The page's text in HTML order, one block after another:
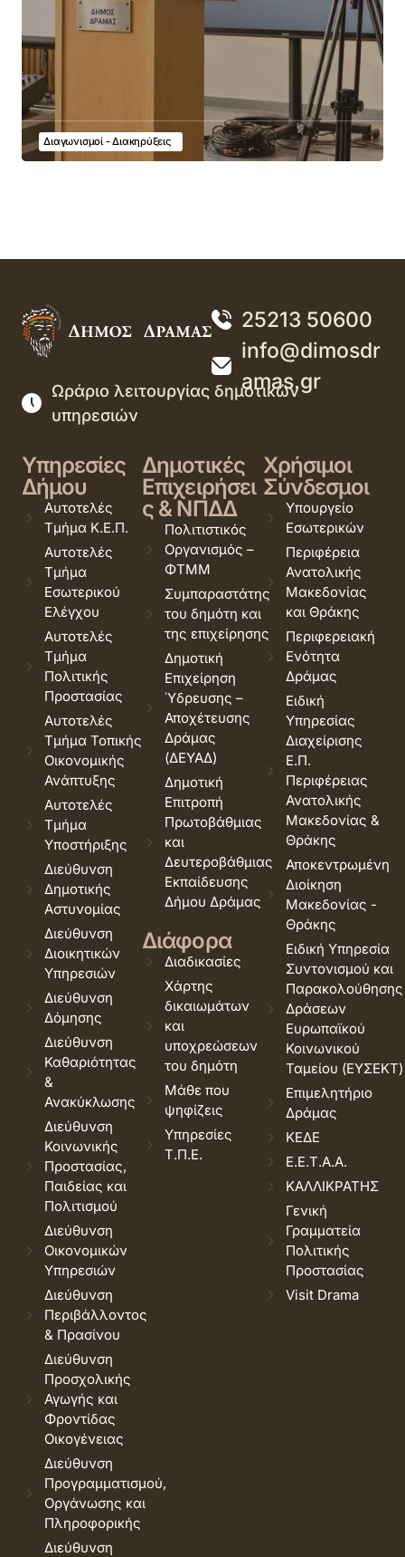
Διαγωνισμοί - Διακηρύξεις
25213 50600
info@dimosdr
amas.gr
Ωράριο λειτουργίας δημοτικών
υπηρεσιών
Υπηρεσίες
Δήμου
Αυτοτελές
Τμήμα Κ.Ε.Π.
Αυτοτελές
Τμήμα
Εσωτερικού
Ελέγχου
Αυτοτελές
Τμήμα
Πολιτικής
Προστασίας
Αυτοτελές
Τμήμα Τοπικής
Οικονομικής
Ανάπτυξης
Αυτοτελές
Τμήμα
Υποστήριξης
Διεύθυνση
Δημοτικής
Αστυνομίας
Διεύθυνση
Διοικητικών
Υπηρεσιών
Διεύθυνση
Δόμησης
Διεύθυνση
Καθαριότητας
&
Ανακύκλωσης
Διεύθυνση
Κοινωνικής
Προστασίας,
Παιδείας και
Πολιτισμού
Διεύθυνση
Οικονομικών
Υπηρεσιών
Διεύθυνση
Περιβάλλοντος
& Πρασίνου
Διεύθυνση
Προσχολικής
Αγωγής και
Φροντίδας
Οικογένειας
Διεύθυνση
Προγραμματισμού,
Οργάνωσης και
Πληροφορικής
Διεύθυνση
Δημοτικές
Επιχειρήσει
ς & ΝΠΔΔ
Πολιτιστικός
Οργανισμός –
ΦΤΜΜ
Συμπαραστάτης
του δημότη και
της επιχείρησης
Δημοτική
Επιχείρηση
Ύδρευσης –
Αποχέτευσης
Δράμας
(ΔΕΥΑΔ)
Δημοτική
Επιτροπή
Πρωτοβάθμιας
και
Δευτεροβάθμιας
Εκπαίδευσης
Δήμου Δράμας
Διάφορα
Διαδικασίες
Χάρτης
δικαιωμάτων
και
υποχρεώσεων
του δημότη
Μάθε που
ψηφίζεις
Υπηρεσίες
Τ.Π.Ε.
Χρήσιμοι
Σύνδεσμοι
Υπουργείο
Εσωτερικών
Περιφέρεια
Ανατολικής
Μακεδονίας
και Θράκης
Περιφερειακή
Ενότητα
Δράμας
Ειδική
Υπηρεσίας
Διαχείρισης
Ε.Π.
Περιφέρειας
Ανατολικής
Μακεδονίας &
Θράκης
Αποκεντρωμένη
Διοίκηση
Μακεδονίας -
Θράκης
Ειδική Υπηρεσία
Συντονισμού και
Παρακολούθησης
Δράσεων
Ευρωπαϊκού
Κοινωνικού
Ταμείου (ΕΥΣΕΚΤ)
Επιμελητήριο
Δράμας
ΚΕΔΕ
Ε.Ε.Τ.Α.Α.
ΚΑΛΛΙΚΡΑΤΗΣ
Γενική
Γραμματεία
Πολιτικής
Προστασίας
Visit Drama